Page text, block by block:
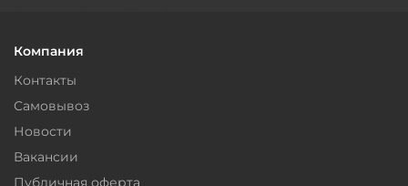
Компания
Контакты
Самовывоз
Новости
Вакансии
Публичная оферта